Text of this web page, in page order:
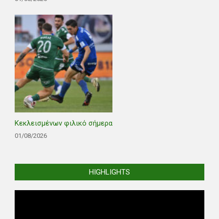
Κεκλεισμένων φιλικό σήμερα
01/08/2026
HIGHLIGHTS